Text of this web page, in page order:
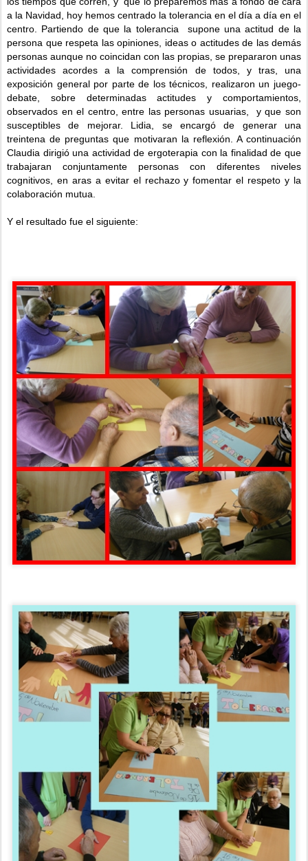
a la Navidad, hoy hemos centrado la tolerancia en el día a día en el
centro. Partiendo de que la tolerancia supone una actitud de la
persona que respeta las opiniones, ideas o actitudes de las demás
personas aunque no coincidan con las propias, se prepararon unas
actividades acordes a la comprensión de todos, y tras, una
exposición general por parte de los técnicos, realizaron un juego-
debate, sobre determinadas actitudes y comportamientos,
observados en el centro, entre las personas usuarias, y que son
susceptibles de mejorar. Lidia, se encargó de generar una
treintena de preguntas que motivaran la reflexión. A continuación
Claudia dirigió una actividad de ergoterapia con la finalidad de que
trabajaran conjuntamente personas con diferentes niveles
cognitivos, en aras a evitar el rechazo y fomentar el respeto y la
colaboración mutua.
Y el resultado fue el siguiente: